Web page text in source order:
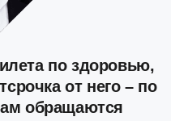
по здоровью,
от него – по
обращаются